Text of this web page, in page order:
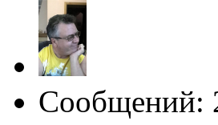
Сообщений: